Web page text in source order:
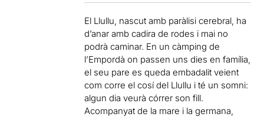
El Llullu, nascut amb paràlisi cerebral, ha
d’anar amb cadira de rodes i mai no
podrà caminar. En un càmping de
l’Empordà on passen uns dies en família,
el seu pare es queda embadalit veient
com corre el cosí del Llullu i té un somni:
algun dia veurà córrer son fill.
Acompanyat de la mare i la germana,